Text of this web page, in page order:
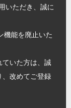
いただき、誠に
機能を廃止いた
ていた方は、誠
、改めてご登録